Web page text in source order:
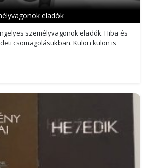
eladók
személyvagonok eladók. Hiba és
csomagolásukban. Külön külön is